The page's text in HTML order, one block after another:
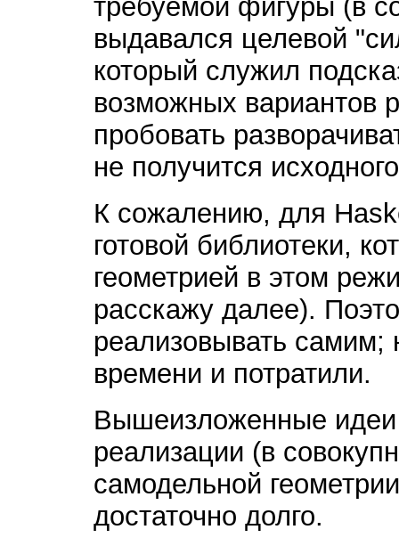
требуемой фигуры (в
выдавался целевой
который служил
возможных вариантов
пробовать
не получится
К сожалению, для
готовой библиотеки,
геометрией в этом
расскажу далее).
реализовывать самим;
времени и потратили.
Вышеизложенные идеи
реализации (в
самодельной
достаточно долго.